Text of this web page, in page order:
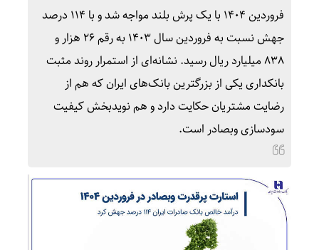
فروردین ۱۴۰۴ با یک پرش بلند مواجه شد و با ۱۱۴ درصد
جهش نسبت به فروردین سال ۱۴۰۳ به رقم ۲۶ هزار و
۸۳۸ میلیارد ریال رسید. نشانه‌ای از استمرار روند مثبت
بانکداری یکی از بزرگترین بانک‌های ایران که هم از
رضایت مشتریان حکایت دارد و هم نویدبخش کیفیت
سودسازی وبصادر است.